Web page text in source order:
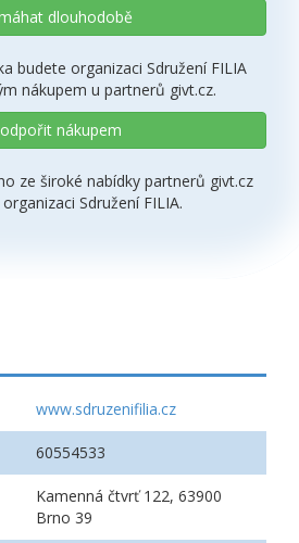
dlouhodobě
budete organizaci Sdružení FILIA
nákupem u partnerů givt.cz.
nákupem
ze široké nabídky partnerů givt.cz
Sdružení FILIA.
www.sdruzenifilia.cz
60554533
Kamenná čtvrť 122, 63900
Brno 39